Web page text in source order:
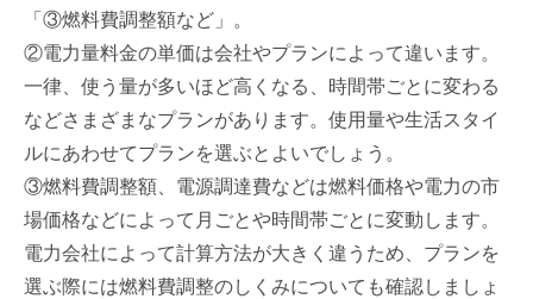
「③燃料費調整額など」。
②電力量料金の単価は会社やプランによって違います。
一律、使う量が多いほど高くなる、時間帯ごとに変わる
などさまざまなプランがあります。使用量や生活スタイ
ルにあわせてプランを選ぶとよいでしょう。
③燃料費調整額、電源調達費などは燃料価格や電力の市
場価格などによって月ごとや時間帯ごとに変動します。
電力会社によって計算方法が大きく違うため、プランを
選ぶ際には燃料費調整のしくみについても確認しましょ